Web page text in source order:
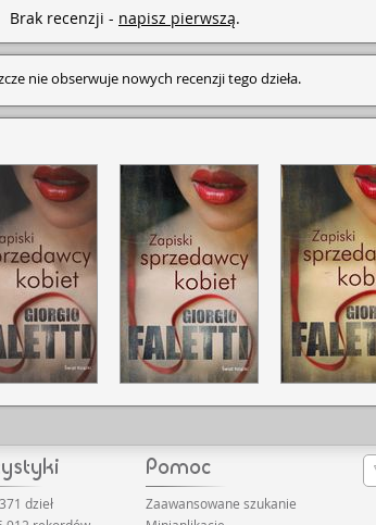
Brak recenzji - napisz pierwszą.
nie obserwuje nowych recenzji tego dzieła.
dzieł
Zaawansowane szukanie